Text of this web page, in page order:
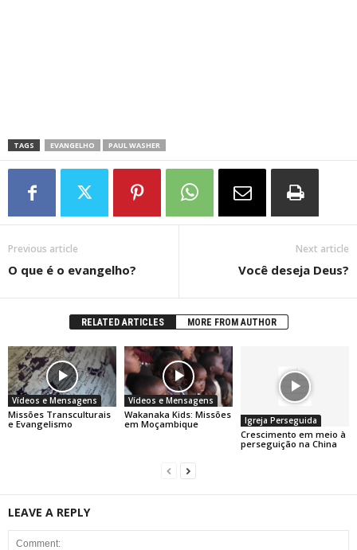
TAGS EVANGELHO PAUL WASHER
Previous article
O que é o evangelho?
Next article
Você deseja Deus?
RELATED ARTICLES MORE FROM AUTHOR
Vídeos e Mensagens
Missões Transculturais
e Evangelismo
Vídeos e Mensagens
Wakanaka Kids: Missões
em Moçambique
Igreja Perseguida
Crescimento em meio à
perseguição na China
LEAVE A REPLY